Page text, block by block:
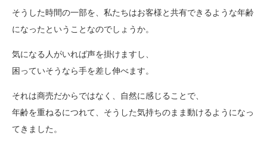
そうした時間の一部を、私たちはお客様と共有できるような年齢
になったということなのでしょうか。
気になる人がいれば声を掛けますし、
困っていそうなら手を差し伸べます。
それは商売だからではなく、自然に感じることで、
年齢を重ねるにつれて、そうした気持ちのまま動けるようになっ
てきました。